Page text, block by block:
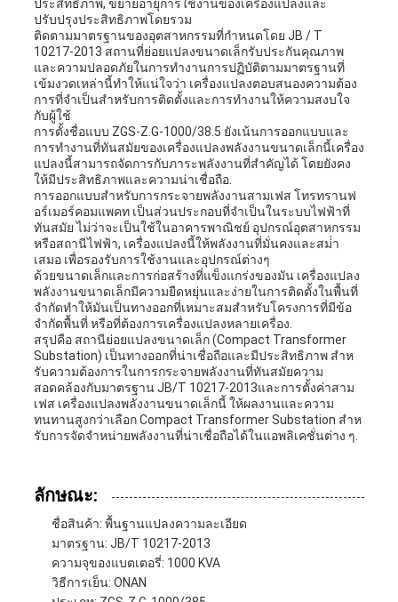
ประสิทธิภาพ, ขยายอายุการใช้งานของเครื่องแปลงและ
ปรับปรุงประสิทธิภาพโดยรวม
ติดตามมาตรฐานของอุตสาหกรรมที่กําหนดโดย JB / T
10217-2013 สถานที่ย่อยแปลงขนาดเล็กรับประกันคุณภาพ
และความปลอดภัยในการทํางานการปฏิบัติตามมาตรฐานที่
เข้มงวดเหล่านี้ทําให้แน่ใจว่า เครื่องแปลงตอบสนองความต้อง
การที่จําเป็นสําหรับการติดตั้งและการทํางานให้ความสงบใจ
กับผู้ใช้
การตั้งชื่อแบบ ZGS-Z.G-1000/38.5 ยังเน้นการออกแบบและ
การทํางานที่ทันสมัยของเครื่องแปลงพลังงานขนาดเล็กนี้เครื่อง
แปลงนี้สามารถจัดการกับภาระพลังงานที่สําคัญได้ โดยยังคง
ให้มีประสิทธิภาพและความน่าเชื่อถือ.
การออกแบบสําหรับการกระจายพลังงานสามเฟส โทรทรานฟ
อร์เมอร์คอมแพคท เป็นส่วนประกอบที่จําเป็นในระบบไฟฟ้าที่
ทันสมัย ไม่ว่าจะเป็นใช้ในอาคารพาณิชย์ อุปกรณ์อุตสาหกรรม
หรือสถานีไฟฟ้า, เครื่องแปลงนี้ให้พลังงานที่มั่นคงและสม่ํา
เสมอ เพื่อรองรับการใช้งานและอุปกรณ์ต่างๆ
ด้วยขนาดเล็กและการก่อสร้างที่แข็งแกร่งของมัน เครื่องแปลง
พลังงานขนาดเล็กมีความยืดหยุ่นและง่ายในการติดตั้งในพื้นที่
จํากัดทําให้มันเป็นทางออกที่เหมาะสมสําหรับโครงการที่มีข้อ
จํากัดพื้นที่ หรือที่ต้องการเครื่องแปลงหลายเครื่อง.
สรุปคือ สถานีย่อยแปลงขนาดเล็ก (Compact Transformer
Substation) เป็นทางออกที่น่าเชื่อถือและมีประสิทธิภาพ สําห
รับความต้องการในการกระจายพลังงานที่ทันสมัยความ
สอดคล้องกับมาตรฐาน JB/T 10217-2013และการตั้งค่าสาม
เฟส เครื่องแปลงพลังงานขนาดเล็กนี้ ให้ผลงานและความ
ทนทานสูงกว่าเลือก Compact Transformer Substation สําห
รับการจัดจําหน่ายพลังงานที่น่าเชื่อถือได้ในแอพลิเคชั่นต่าง ๆ.
ลักษณะ:
ชื่อสินค้า: พื้นฐานแปลงความละเอียด
มาตรฐาน: JB/T 10217-2013
ความจุของแบตเตอรี่: 1000 KVA
วิธีการเย็น: ONAN